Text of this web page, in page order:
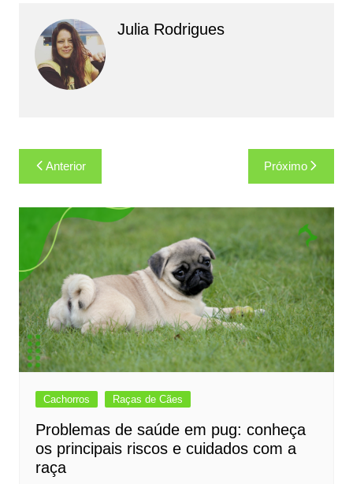
Julia Rodrigues
Navegação
de
Post
Anterior Próximo
Cachorros Raças de Cães
Problemas de saúde em pug: conheça
os principais riscos e cuidados com a
raça